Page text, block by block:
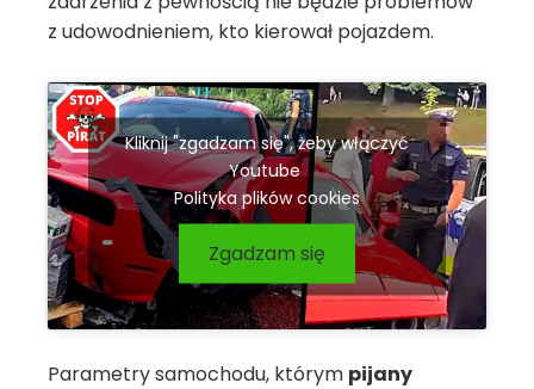
z udowodnieniem, kto kierował pojazdem.
Kliknij "zgadzam się", żeby włączyć
Youtube
Polityka plików cookies
Zgadzam się
Parametry samochodu, którym pijany